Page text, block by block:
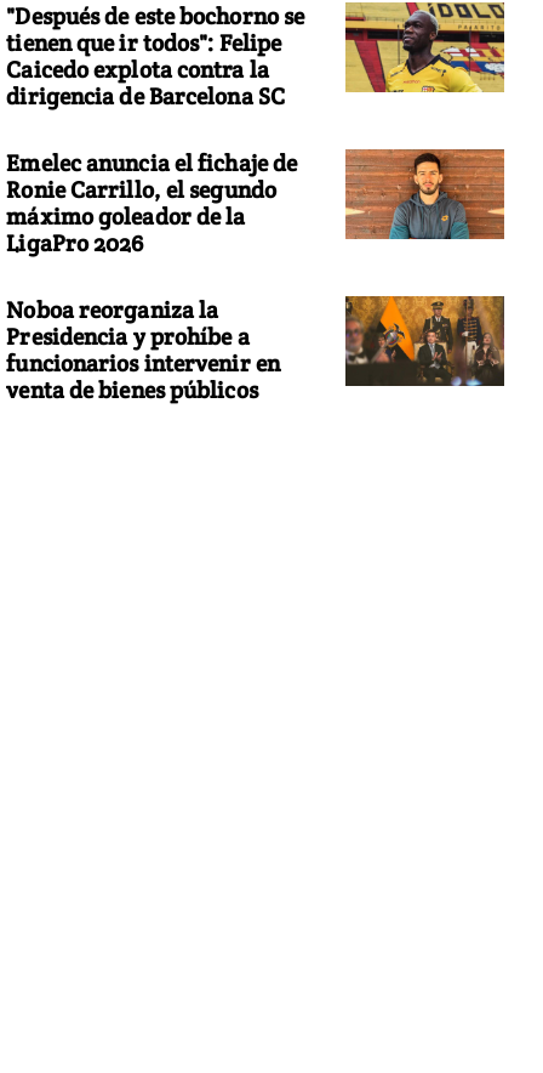
"Después de este bochorno se
tienen que ir todos": Felipe
Caicedo explota contra la
dirigencia de Barcelona SC
Emelec anuncia el fichaje de
Ronie Carrillo, el segundo
máximo goleador de la
LigaPro 2026
Noboa reorganiza la
Presidencia y prohíbe a
funcionarios intervenir en
venta de bienes públicos